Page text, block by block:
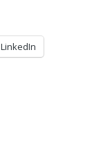
LinkedIn